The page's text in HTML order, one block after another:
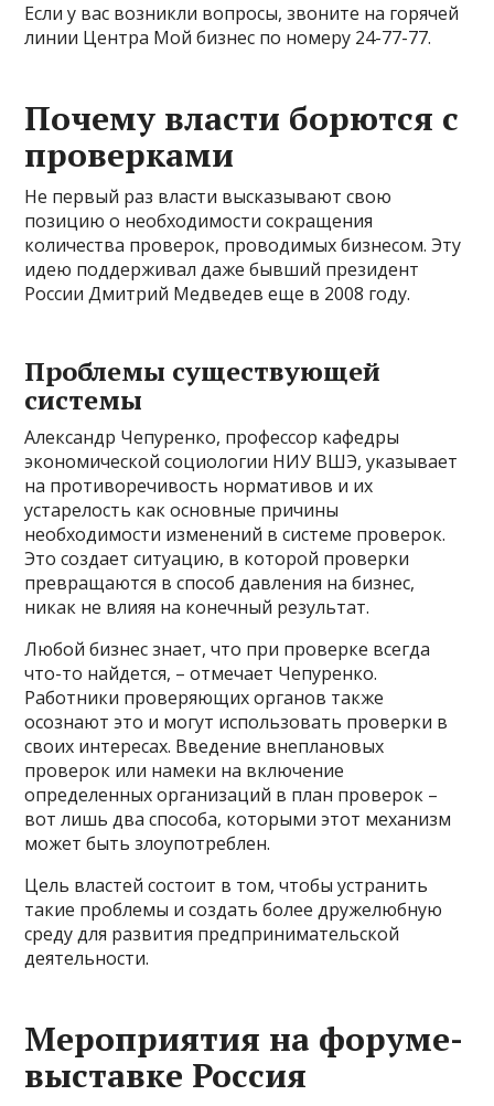
Если у вас возникли вопросы, звоните на горячей
линии Центра Мой бизнес по номеру 24-77-77.
Почему власти борются с
проверками
Не первый раз власти высказывают свою
позицию о необходимости сокращения
количества проверок, проводимых бизнесом. Эту
идею поддерживал даже бывший президент
России Дмитрий Медведев еще в 2008 году.
Проблемы существующей
системы
Александр Чепуренко, профессор кафедры
экономической социологии НИУ ВШЭ, указывает
на противоречивость нормативов и их
устарелость как основные причины
необходимости изменений в системе проверок.
Это создает ситуацию, в которой проверки
превращаются в способ давления на бизнес,
никак не влияя на конечный результат.
Любой бизнес знает, что при проверке всегда
что-то найдется, – отмечает Чепуренко.
Работники проверяющих органов также
осознают это и могут использовать проверки в
своих интересах. Введение внеплановых
проверок или намеки на включение
определенных организаций в план проверок –
вот лишь два способа, которыми этот механизм
может быть злоупотреблен.
Цель властей состоит в том, чтобы устранить
такие проблемы и создать более дружелюбную
среду для развития предпринимательской
деятельности.
Мероприятия на форуме-
выставке Россия